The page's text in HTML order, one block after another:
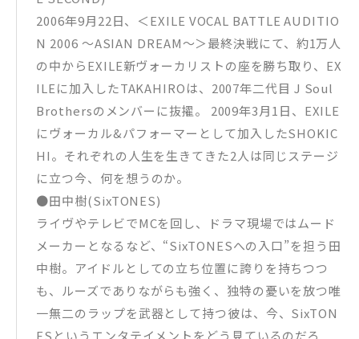
2006年9月22日、＜EXILE VOCAL BATTLE AUDITIO
N 2006 ～ASIAN DREAM～＞最終決戦にて、約1万人
の中からEXILE新ヴォーカリストの座を勝ち取り、EX
ILEに加入したTAKAHIROは、2007年二代目 J Soul
Brothersのメンバーに抜擢。 2009年3月1日、EXILE
にヴォーカル&パフォーマーとして加入したSHOKIC
HI。それぞれの人生を生きてきた2人は同じステージ
に立つ今、何を想うのか。
●田中樹(SixTONES)
ライヴやテレビでMCを回し、ドラマ現場ではムード
メーカーとなるなど、“SixTONESへの入口”を担う田
中樹。アイドルとしての立ち位置に誇りを持ちつつ
も、ルーズでありながらも強く、独特の憂いを放つ唯
一無二のラップを武器として持つ彼は、今、SixTON
ESというエンタテイメントをどう見ているのだろ